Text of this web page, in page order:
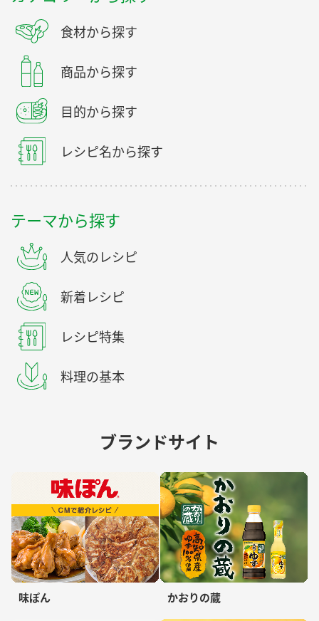
食材から探す
商品から探す
目的から探す
レシピ名から探す
テーマから探す
人気のレシピ
新着レシピ
レシピ特集
料理の基本
ブランドサイト
味ぽん かおりの蔵